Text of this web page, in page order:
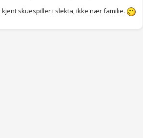
kjent skuespiller i slekta, ikke nær familie.